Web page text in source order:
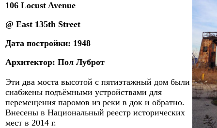
106 Locust Avenue
@ East 135th Street
Дата постройки: 1948
Архитектор: Пол Луброт
Эти два моста высотой с пятиэтажный дом были
снабжены подъёмными устройствами для
перемещения паромов из реки в док и обратно.
Внесены в Национальный реестр исторических
мест в 2014 г.